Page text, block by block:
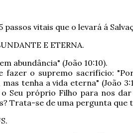
vitais que o levará á
E ETERNA.
abundância" (João 10:10).
fazer o supremo sacrifício:
tenha a vida eterna" (João
Seu próprio Filho para nos
Trata-se de uma pergunta